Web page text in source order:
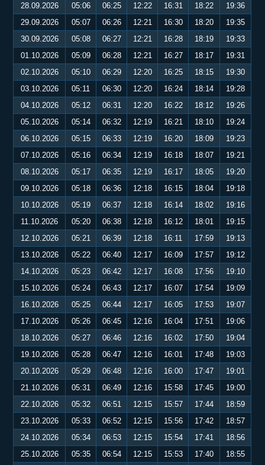
28.09.2026
05:06 06:25 12:22 16:31 18:22
19:36
29.09.2026
05:07 06:26 12:21 16:30 18:20
19:35
30.09.2026
05:08 06:27 12:21 16:28 18:19
19:33
01.10.2026
05:09 06:28 12:21 16:27 18:17
19:31
02.10.2026
05:10 06:29 12:20 16:25 18:15
19:30
03.10.2026
05:11 06:30 12:20 16:24 18:14
19:28
04.10.2026
05:12 06:31 12:20 16:22 18:12
19:26
05.10.2026
05:14 06:32 12:19 16:21 18:10
19:24
06.10.2026
05:15 06:33 12:19 16:20 18:09
19:23
07.10.2026
05:16 06:34 12:19 16:18 18:07
19:21
08.10.2026
05:17 06:35 12:19 16:17 18:05
19:20
09.10.2026
05:18 06:36 12:18 16:15 18:04
19:18
10.10.2026
05:19 06:37 12:18 16:14 18:02
19:16
11.10.2026
05:20 06:38 12:18 16:12 18:01
19:15
12.10.2026
05:21 06:39 12:18 16:11 17:59
19:13
13.10.2026
05:22 06:40 12:17 16:09 17:57
19:12
14.10.2026
05:23 06:42 12:17 16:08 17:56
19:10
15.10.2026
05:24 06:43 12:17 16:07 17:54
19:09
16.10.2026
05:25 06:44 12:17 16:05 17:53
19:07
17.10.2026
05:26 06:45 12:16 16:04 17:51
19:06
18.10.2026
05:27 06:46 12:16 16:02 17:50
19:04
19.10.2026
05:28 06:47 12:16 16:01 17:48
19:03
20.10.2026
05:29 06:48 12:16 16:00 17:47
19:01
21.10.2026
05:31 06:49 12:16 15:58 17:45
19:00
22.10.2026
05:32 06:51 12:15 15:57 17:44
18:59
23.10.2026
05:33 06:52 12:15 15:56 17:42
18:57
24.10.2026
05:34 06:53 12:15 15:54 17:41
18:56
25.10.2026
05:35 06:54 12:15 15:53 17:40
18:55